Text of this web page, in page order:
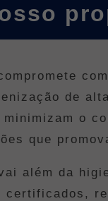
de
o
que
além da
certificados,